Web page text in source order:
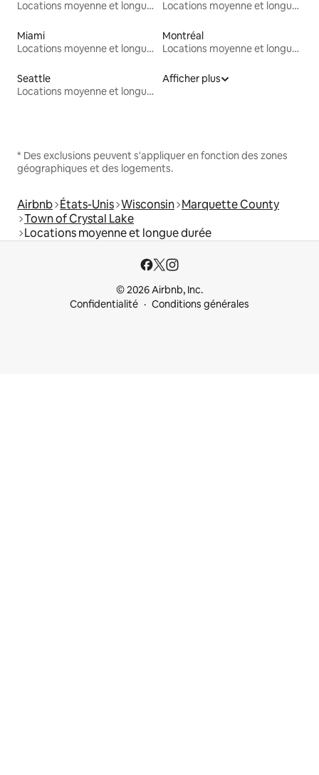
Locations moyenne et longue durée Locations moyenne et longue durée
Miami
Locations moyenne et longue durée
Montréal
Locations moyenne et longue durée
Seattle
Locations moyenne et longue durée
Afficher plus
* Des exclusions peuvent s'appliquer en fonction des zones
géographiques et des logements.
Airbnb États-Unis Wisconsin Marquette County
Town of Crystal Lake
Locations moyenne et longue durée
© 2026 Airbnb, Inc.
Confidentialité
Conditions générales